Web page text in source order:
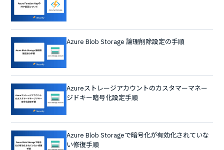
Azure Blob Storage 論理削除設定の手順
Azureストレージアカウントのカスタマーマネー
ジドキー暗号化設定手順
Azure Blob Storageで暗号化が有効化されていな
い修復手順